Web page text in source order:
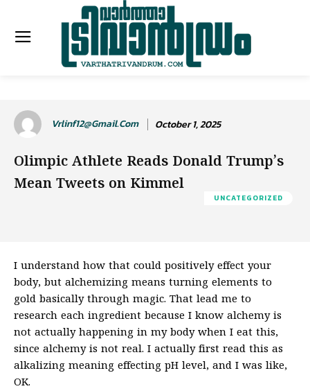
Vrlinf12@gmail.com October 1, 2025
Olimpic Athlete Reads Donald Trump’s
Mean Tweets on Kimmel
UNCATEGORIZED
I understand how that could positively effect your
body, but alchemizing means turning elements to
gold basically through magic. That lead me to
research each ingredient because I know alchemy is
not actually happening in my body when I eat this,
since alchemy is not real. I actually first read this as
alkalizing meaning effecting pH level, and I was like,
OK.